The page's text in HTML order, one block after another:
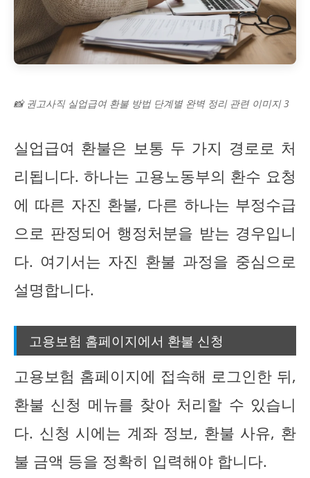
📸 권고사직 실업급여 환불 방법 단계별 완벽 정리 관련 이미지 3
실업급여 환불은 보통 두 가지 경로로 처
리됩니다. 하나는 고용노동부의 환수 요청
에 따른 자진 환불, 다른 하나는 부정수급
으로 판정되어 행정처분을 받는 경우입니
다. 여기서는 자진 환불 과정을 중심으로
설명합니다.
고용보험 홈페이지에서 환불 신청
고용보험 홈페이지에 접속해 로그인한 뒤,
환불 신청 메뉴를 찾아 처리할 수 있습니
다. 신청 시에는 계좌 정보, 환불 사유, 환
불 금액 등을 정확히 입력해야 합니다.